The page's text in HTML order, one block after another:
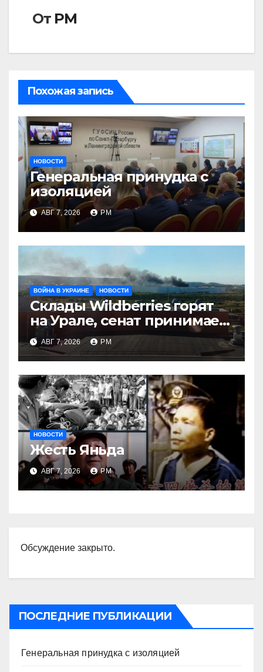
От РМ
Похожая запись
НОВОСТИ
Генеральная принудка с
изоляцией
АВГ 7, 2026 РМ
ВОЙНА В УКРАИНЕ НОВОСТИ
Склады Wildberries горят
на Урале, сенат принимает
по Грэму закон
АВГ 7, 2026 РМ
НОВОСТИ
Жесть Яньда
АВГ 7, 2026 РМ
Обсуждение закрыто.
ПОСЛЕДНИЕ ПУБЛИКАЦИИ
Генеральная принудка с изоляцией